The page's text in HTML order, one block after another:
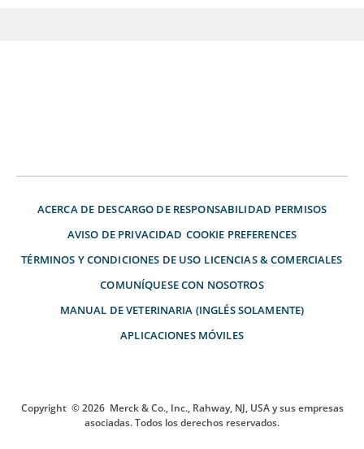
ACERCA DE DESCARGO DE RESPONSABILIDAD PERMISOS
AVISO DE PRIVACIDAD COOKIE PREFERENCES
TÉRMINOS Y CONDICIONES DE USO LICENCIAS & COMERCIALES
COMUNÍQUESE CON NOSOTROS
MANUAL DE VETERINARIA (INGLÉS SOLAMENTE)
APLICACIONES MÓVILES
Copyright © 2026 Merck & Co., Inc., Rahway, NJ, USA y sus empresas
asociadas. Todos los derechos reservados.